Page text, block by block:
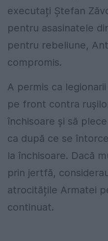
executați Ștefan
pentru asasinatele
pentru rebeliune,
compromis.
A permis ca
pe front contra
închisoare și să
ca după ce se
la închisoare. Dacă
prin jertfă,
atrocitățile Armatei
continuat.